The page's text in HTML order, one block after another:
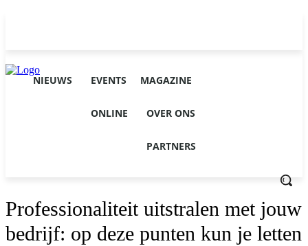
NIEUWS EVENTS MAGAZINE
ONLINE OVER ONS
PARTNERS
Professionaliteit uitstralen met jouw
bedrijf: op deze punten kun je letten